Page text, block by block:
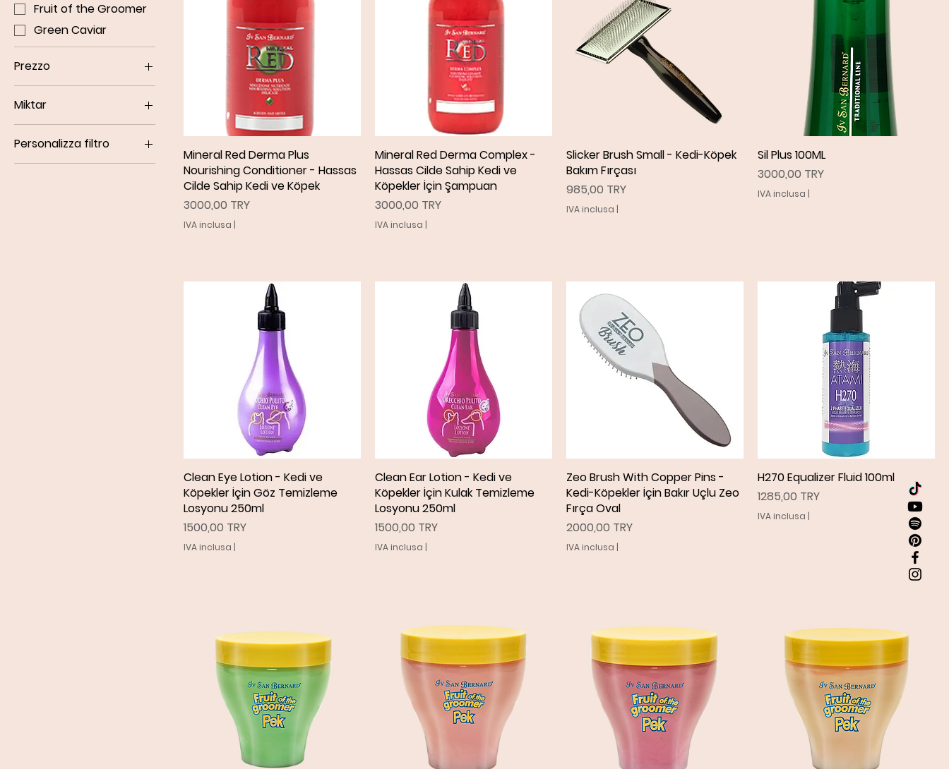
Fruit of the Groomer
Green Caviar
Prezzo
985 TRY 4260 TRY
Miktar
100ml
150ml
Personalizza filtro
Black Passion
Vista rapida
Mineral Red Derma Plus
Nourishing Conditioner - Hassas
Cilde Sahip Kedi ve Köpek
Prezzo
3000,00 TRY
IVA inclusa |
Vista rapida
Mineral Red Derma Complex -
Hassas Cilde Sahip Kedi ve
Köpekler İçin Şampuan
Prezzo
3000,00 TRY
IVA inclusa |
Vista rapida
Slicker Brush Small - Kedi-Köpek
Bakım Fırçası
Prezzo
985,00 TRY
IVA inclusa |
Vista rapida
Sil Plus 100ML
Prezzo
3000,00 TRY
IVA inclusa |
Vista rapida
Clean Eye Lotion - Kedi ve
Köpekler İçin Göz Temizleme
Losyonu 250ml
Prezzo
1500,00 TRY
IVA inclusa |
Vista rapida
Clean Ear Lotion - Kedi ve
Köpekler İçin Kulak Temizleme
Losyonu 250ml
Prezzo
1500,00 TRY
IVA inclusa |
Vista rapida
Zeo Brush With Copper Pins -
Kedi-Köpekler İçin Bakır Uçlu Zeo
Fırça Oval
Prezzo
2000,00 TRY
IVA inclusa |
Vista rapida
H270 Equalizer Fluid 100ml
Prezzo
1285,00 TRY
IVA inclusa |